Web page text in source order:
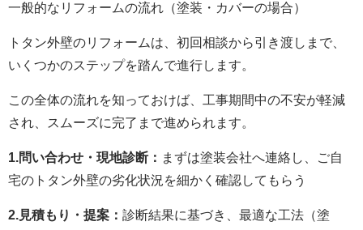
一般的なリフォームの流れ（塗装・カバーの場合）
トタン外壁のリフォームは、初回相談から引き渡しまで、
いくつかのステップを踏んで進行します。
この全体の流れを知っておけば、工事期間中の不安が軽減
され、スムーズに完了まで進められます。
1.問い合わせ・現地診断： まずは塗装会社へ連絡し、ご自
宅のトタン外壁の劣化状況を細かく確認してもらう
2.見積もり・提案： 診断結果に基づき、最適な工法（塗